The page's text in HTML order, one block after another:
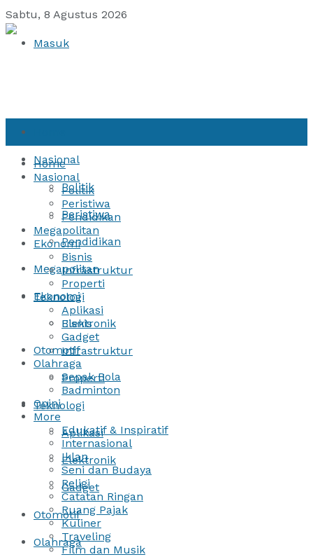
Sabtu, 8 Agustus 2026
Masuk
Nasional
Politik
Peristiwa
Pendidikan
Megapolitan
Ekonomi
Bisnis
Infrastruktur
Properti
Teknologi
Aplikasi
Elektronik
Gadget
Otomotif
Olahraga
Home
Nasional
Politik
Peristiwa
Pendidikan
Megapolitan
Ekonomi
Bisnis
Infrastruktur
Properti
Teknologi
Aplikasi
Elektronik
Gadget
Otomotif
Olahraga
Sepak Bola
Badminton
Opini
More
Edukatif & Inspiratif
Internasional
Iklan
Seni dan Budaya
Religi
Catatan Ringan
Ruang Pajak
Kuliner
Traveling
Film dan Musik